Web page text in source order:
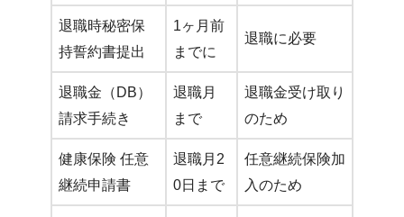
退職時秘密保
持誓約書提出
1ヶ月前
までに
退職に必要
退職金（DB）
請求手続き
退職月
まで
退職金受け取り
のため
健康保険 任意
継続申請書
退職月2
0日まで
任意継続保険加
入のため